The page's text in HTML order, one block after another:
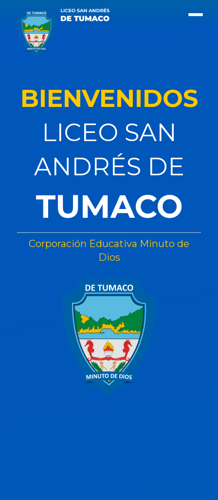
BIENVENIDOS
LICEO SAN
ANDRÉS DE
TUMACO
Corporación Educativa Minuto de
Dios